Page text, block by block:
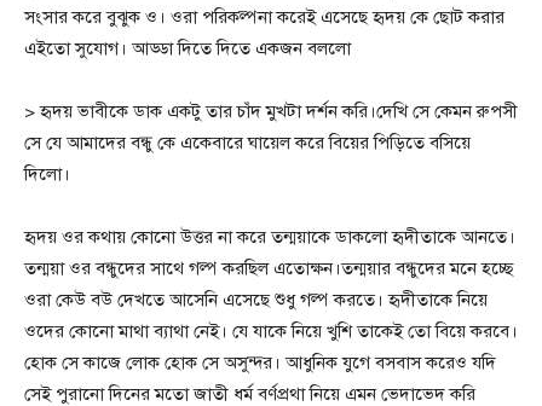
সংসার করে বুঝুক ও। ওরা পরিকল্পনা করেই এসেছে হৃদয় কে ছোট করার
এইতো সুযোগ। আড্ডা দিতে দিতে একজন বললো
> হৃদয় ভাবীকে ডাক একটু তার চাঁদ মুখটা দর্শন করি।দেখি সে কেমন রুপসী
সে যে আমাদের বন্ধু কে একেবারে ঘায়েল করে বিয়ের পিড়িতে বসিয়ে
দিলো।
হৃদয় ওর কথায় কোনো উত্তর না করে তন্ময়াকে ডাকলো হৃদীতাকে আনতে।
তন্ময়া ওর বন্ধুদের সাথে গল্প করছিল এতোক্ষন।তন্ময়ার বন্ধুদের মনে হচ্ছে
ওরা কেউ বউ দেখতে আসেনি এসেছে শুধু গল্প করতে। হৃদীতাকে নিয়ে
ওদের কোনো মাথা ব্যাথা নেই। যে যাকে নিয়ে খুশি তাকেই তো বিয়ে করবে।
হোক সে কাজে লোক হোক সে অসুন্দর। আধুনিক যুগে বসবাস করেও যদি
সেই পুরানো দিনের মতো জাতী ধর্ম বর্ণপ্রথা নিয়ে এমন ভেদাভেদ করি